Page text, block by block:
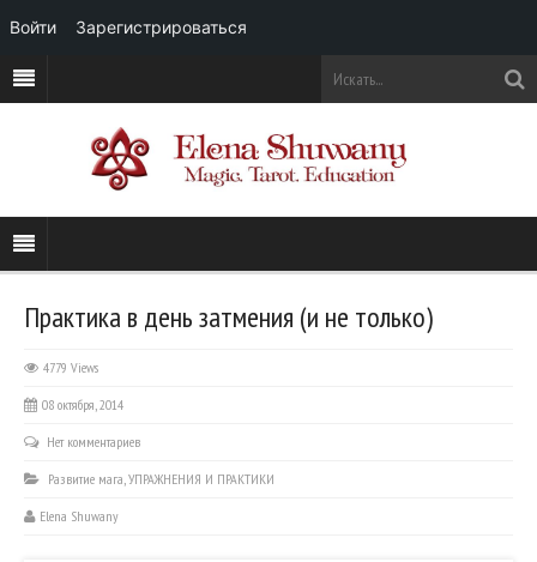
Практика в день затмения (и не только)
4779 Views
08 октября, 2014
Нет комментариев
Развитие мага,УПРАЖНЕНИЯ И ПРАКТИКИ
Elena Shuwany
Войти Зарегистрироваться